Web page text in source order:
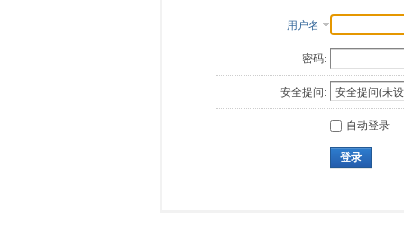
用户名
密码:
安全提问:
自动登录
登录